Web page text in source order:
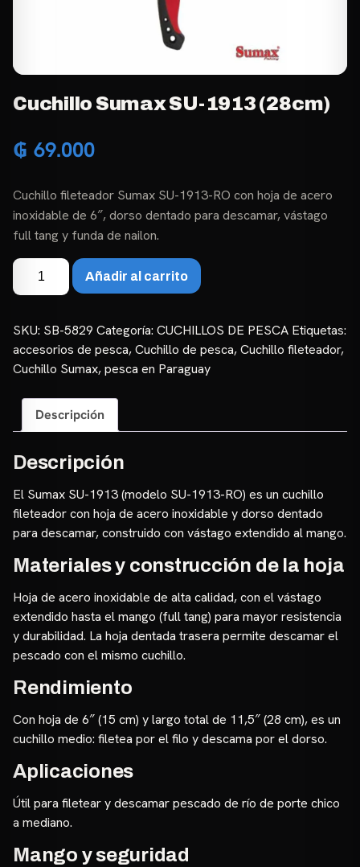
Cuchillo Sumax SU-1913 (28cm)
₲ 69.000
Cuchillo fileteador Sumax SU-1913-RO con hoja de acero
inoxidable de 6″, dorso dentado para descamar, vástago
full tang y funda de nailon.
Cuchillo
Sumax
1913
(28cm)
cantidad
Añadir al carrito
SKU: SB-5829 Categoría: CUCHILLOS DE PESCA Etiquetas:
accesorios de pesca,Cuchillo de pesca,Cuchillo fileteador,
Cuchillo Sumax,pesca en Paraguay
Descripción
Descripción
El Sumax SU-1913 (modelo SU-1913-RO) es un cuchillo
fileteador con hoja de acero inoxidable y dorso dentado
para descamar, construido con vástago extendido al mango.
Materiales y construcción de la hoja
Hoja de acero inoxidable de alta calidad, con el vástago
extendido hasta el mango (full tang) para mayor resistencia
y durabilidad. La hoja dentada trasera permite descamar el
pescado con el mismo cuchillo.
Rendimiento
Con hoja de 6″ (15 cm) y largo total de 11,5″ (28 cm), es un
cuchillo medio: filetea por el filo y descama por el dorso.
Aplicaciones
Útil para filetear y descamar pescado de río de porte chico
a mediano.
Mango y seguridad